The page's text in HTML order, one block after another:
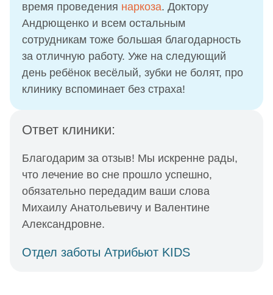
время проведения наркоза. Доктору
Андрющенко и всем остальным
сотрудникам тоже большая благодарность
за отличную работу. Уже на следующий
день ребёнок весёлый, зубки не болят, про
клинику вспоминает без страха!
Ответ клиники:
Благодарим за отзыв! Мы искренне рады,
что лечение во сне прошло успешно,
обязательно передадим ваши слова
Михаилу Анатольевичу и Валентине
Александровне.
Отдел заботы Атрибьют KIDS